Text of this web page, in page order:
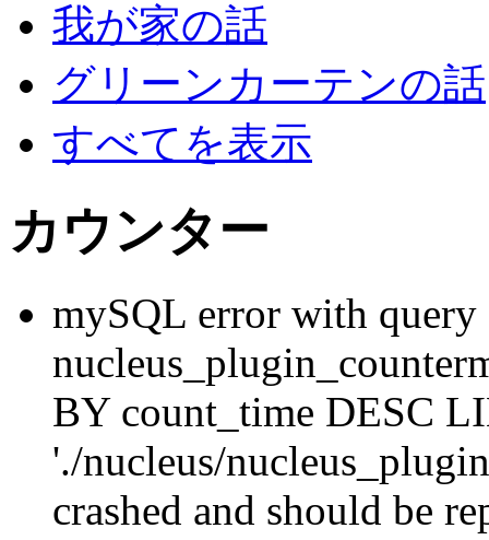
我が家の話
グリーンカーテンの話
すべてを表示
カウンター
mySQL error with
BY count_time DESC
'./nucleus/
crashed and should be